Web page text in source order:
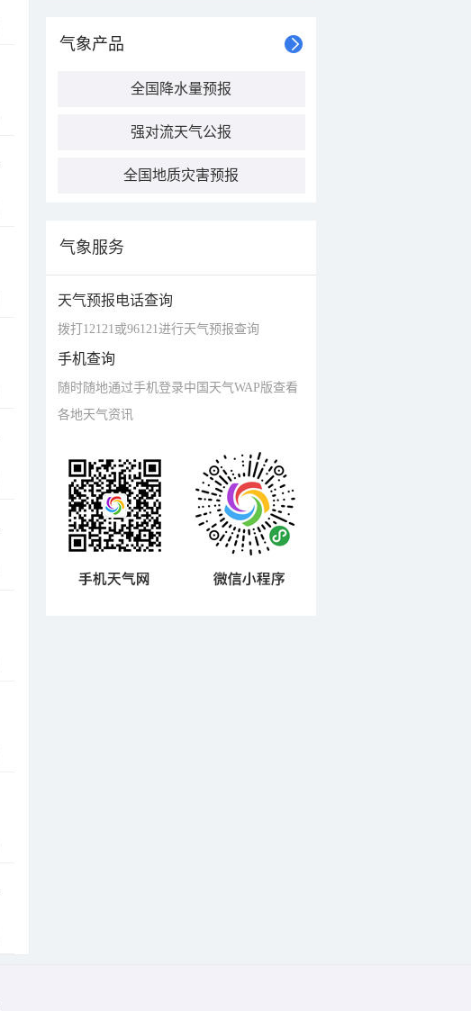
气象产品
全国降水量预报
强对流天气公报
全国地质灾害预报
气象服务
天气预报电话查询
拨打12121或96121进行天气预报查询
手机查询
随时随地通过手机登录中国天气WAP版查看
各地天气资讯